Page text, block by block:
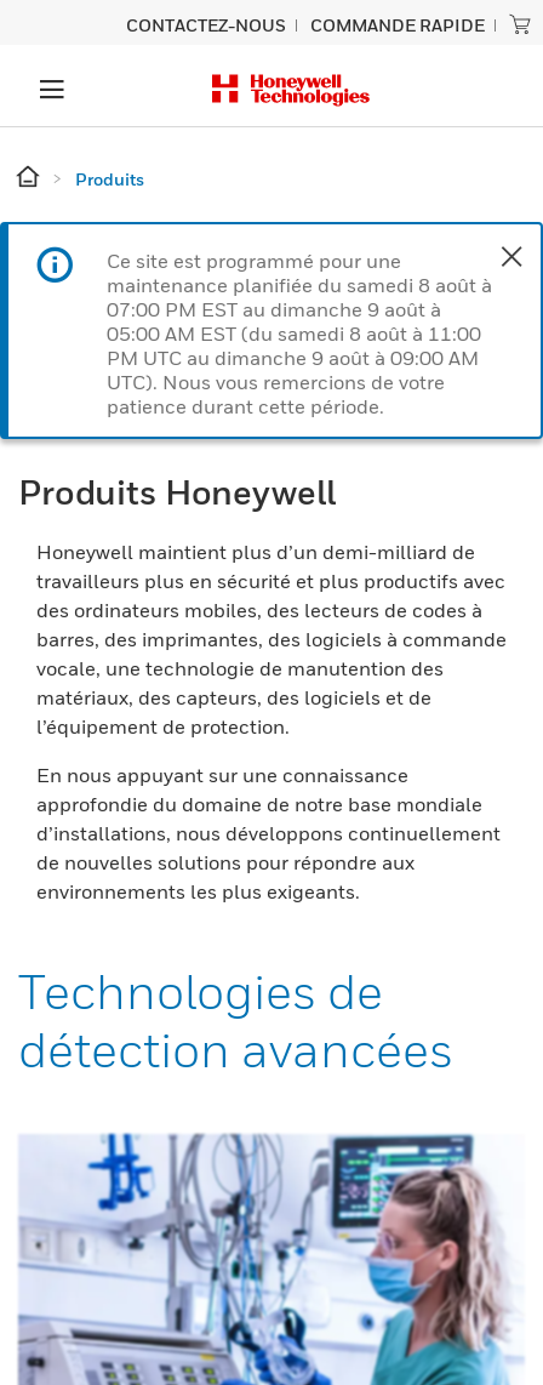
CONTACTEZ-NOUS COMMANDE RAPIDE
Produits
Ce site est programmé pour une
maintenance planifiée du samedi 8 août à
07:00 PM EST au dimanche 9 août à
05:00 AM EST (du samedi 8 août à 11:00
PM UTC au dimanche 9 août à 09:00 AM
UTC). Nous vous remercions de votre
patience durant cette période.
Produits Honeywell
Honeywell maintient plus d’un demi-milliard de
travailleurs plus en sécurité et plus productifs avec
des ordinateurs mobiles, des lecteurs de codes à
barres, des imprimantes, des logiciels à commande
vocale, une technologie de manutention des
matériaux, des capteurs, des logiciels et de
l’équipement de protection.
En nous appuyant sur une connaissance
approfondie du domaine de notre base mondiale
d’installations, nous développons continuellement
de nouvelles solutions pour répondre aux
environnements les plus exigeants.
Technologies de
détection avancées